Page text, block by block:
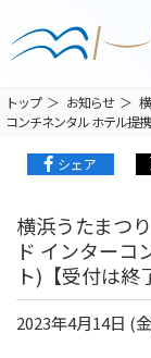
トップ お知らせ
コンチネンタル ホテル提
シェア
横浜うたまつ
ド インターコ
ト)【受付は終
2023年4月14日 (